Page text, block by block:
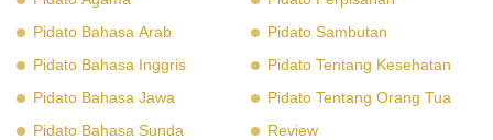
Pidato Bahasa Arab
Pidato Bahasa Inggris
Pidato Bahasa Jawa
Pidato Bahasa Sunda
Pidato Sambutan
Pidato Tentang Kesehatan
Pidato Tentang Orang Tua
Review